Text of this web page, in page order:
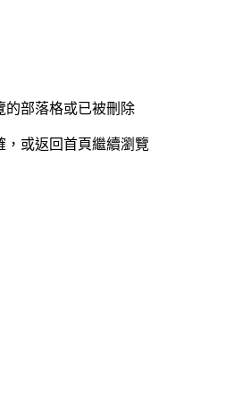
的部落格或已被刪除
，或返回首頁繼續瀏覽